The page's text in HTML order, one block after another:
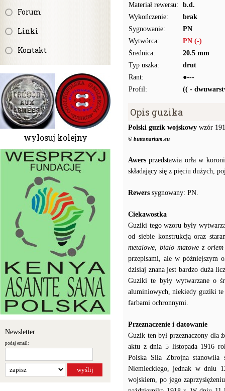
Forum
Linki
Kontakt
wylosuj kolejny
Newsletter
podaj email:
Materiał rewersu:
b.d.
Wykończenie:
brak
Sygnowanie:
PN
Wytwórca:
PN (-)
Średnica:
20.5 mm
Typ uszka:
drut
Rant:
●---
Profil:
(( -
Opis guzika
Polski guzik wojskowy wzór
© buttonarium.eu
Awers przedstawia orła w
składający się z pięciu dużych,
Rewers sygnowany: PN.
Ciekawostka
Guziki tego wzoru były
od siebie konstrukcją oraz
metalowe, biało matowe z
przepisami, ale w późniejszym
dzisiaj znana jest bardzo duża
Guziki te były wytwarzane o
aluminiowych, niekiedy guziki te
farbami ochronnymi.
Przeznaczenie i datowanie
Guzik ten był przeznaczony dla
aktu z dnia 5 listopada 1916
Polska Siła Zbrojna stanowiła
Niemieckiego, jednak w dniu
wojskiem, po jego